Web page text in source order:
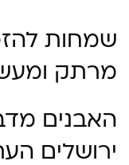
שמחות
מרתק
האבנים
ירושלים